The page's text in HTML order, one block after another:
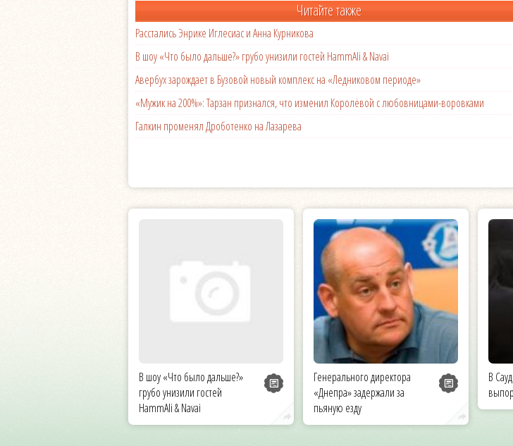
Читайте также
Расстались Энрике Иглесиас и Анна Курникова
В шоу «Что было дальше?» грубо унизили гостей HammAli & Navai
Авербух зарождает в Бузовой новый комплекс на «Ледниковом периоде»
«Мужик на 200%»: Тарзан признался, что изменил Королёвой с любовницами-воровками
Галкин променял Дроботенко на Лазарева
В шоу «Что было дальше?»
грубо унизили гостей
HammAli & Navai
Генерального директора
«Днепра» задержали за
пьяную езду
В